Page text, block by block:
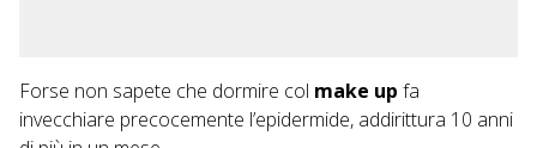
Forse non sapete che dormire col make up fa
invecchiare precocemente l’epidermide, addirittura 10 anni